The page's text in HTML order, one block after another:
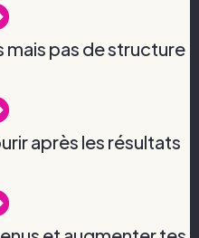
mais pas de structure
après les résultats